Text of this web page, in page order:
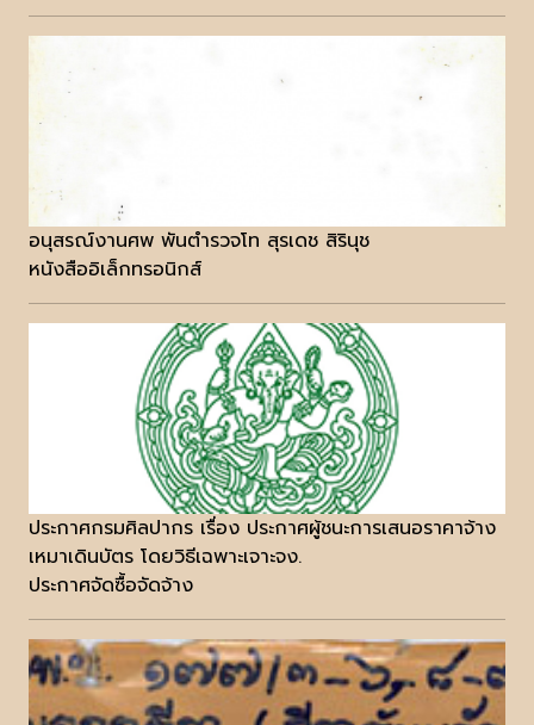
อนุสรณ์งานศพ พันตำรวจโท สุรเดช สิรินุช
หนังสืออิเล็กทรอนิกส์
ประกาศกรมศิลปากร เรื่อง ประกาศผู้ชนะการเสนอราคาจ้าง
เหมาเดินบัตร โดยวิธีเฉพาะเจาะจง.
ประกาศจัดซื้อจัดจ้าง